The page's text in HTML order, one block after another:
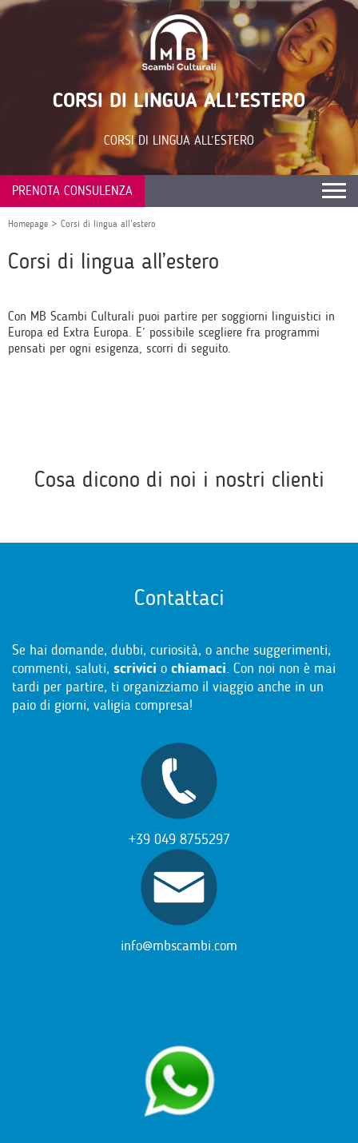
CORSI DI LINGUA ALL’ESTERO
CORSI DI LINGUA ALL’ESTERO
PRENOTA CONSULENZA
Homepage > Corsi di lingua all’estero
Corsi di lingua all’estero
Con MB Scambi Culturali puoi partire per soggiorni linguistici in
Europa ed Extra Europa. E’ possibile scegliere fra programmi
pensati per ogni esigenza, scorri di seguito.
Cosa dicono di noi i nostri clienti
Contattaci
Se hai domande, dubbi, curiosità, o anche suggerimenti,
commenti, saluti, scrivici o chiamaci. Con noi non è mai
tardi per partire, ti organizziamo il viaggio anche in un
paio di giorni, valigia compresa!
+39 049 8755297
info@mbscambi.com